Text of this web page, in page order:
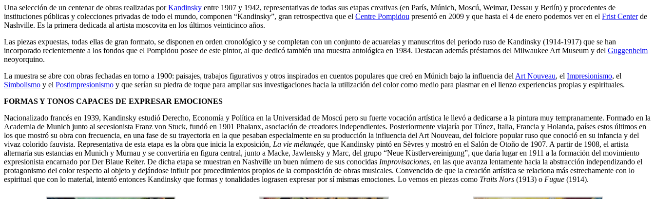
Una selección de un centenar de obras realizadas porKandinsky entre 1907 y 1942, representativas de todas sus etapas creativas (en París, Múnich, Moscú, Weimar, Dessau y Berlín) y procedentes de
instituciones públicas y colecciones privadas de todo el mundo, componen “Kandinsky”, gran retrospectiva que el Centre Pompidou presentó en 2009 y que hasta el 4 de enero podemos ver en el Frist Centerde
Nashville. Es la primera dedicada al artista moscovita en los últimos veinticinco años.
Las piezas expuestas, todas ellas de gran formato, se disponen en orden cronológico y se completan con un conjunto de acuarelas y manuscritos del periodo ruso de Kandinsky (1914-1917) que se han
incorporado recientemente a los fondos que el Pompidou posee de este pintor, al que dedicó también una muestra antológica en 1984. Destacan además préstamos del Milwaukee Art Museum y del Guggenheim
neoyorquino.
La muestra se abre con obras fechadas en torno a 1900: paisajes, trabajos figurativos y otros inspirados en cuentos populares que creó en Múnich bajo la influencia del Art Nouveau, el Impresionismo, el
Simbolismo y el Postimpresionismo y que serían su piedra de toque para ampliar sus investigaciones hacia la utilización del color como medio para plasmar en el lienzo experiencias propias y espirituales.
FORMAS Y TONOS CAPACES DE EXPRESAR EMOCIONES
Nacionalizado francés en 1939, Kandinsky estudió Derecho, Economía y Política en la Universidad de Moscú pero su fuerte vocación artística le llevó a dedicarse a la pintura muy tempranamente. Formado en la
Academia de Munich junto al secesionista Franz von Stuck, fundó en 1901 Phalanx, asociación de creadores independientes. Posteriormente viajaría por Túnez, Italia, Francia y Holanda, países estos últimos en
los que mostró su obra con frecuencia, en una fase de su trayectoria en la que pesaban especialmente en su producción la influencia del Art Nouveau, del folclore popular ruso que conoció en su infancia y del
vivaz colorido fauvista. Representativa de esta etapa es la obra que inicia la exposición, La vie mélangée, que Kandinsky pintó en Sèvres y mostró en el Salón de Otoño de 1907. A partir de 1908, el artista
alternaría sus estancias en Munich y Murnau y se convertiría en figura central, junto a Macke, Jawlensky y Marc, del grupo “Neue Küstlervereinigung”, que daría lugar en 1911 a la formación del movimiento
expresionista encarnado por Der Blaue Reiter. De dicha etapa se muestran en Nashville un buen número de sus conocidas Improvisaciones, en las que avanza lentamente hacia la abstracción independizando el
protagonismo del color respecto al objeto y dejándose influir por procedimientos propios de la composición de obras musicales. Convencido de que la creación artística se relaciona más estrechamente con lo
espiritual que con lo material, intentó entonces Kandinsky que formas y tonalidades lograsen expresar por sí mismas emociones. Lo vemos en piezas como Traits Nors (1913) o Fugue (1914).